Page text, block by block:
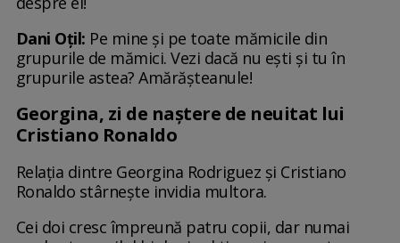
Dani Oțil: Pe mine și pe toate mămicile din
grupurile de mămici. Vezi dacă nu ești și tu în
grupurile astea? Amărășteanule!
Georgina, zi de naștere de neuitat lui
Cristiano Ronaldo
Relația dintre Georgina Rodriguez și Cristiano
Ronaldo stârnește invidia multora.
Cei doi cresc împreună patru copii, dar numai